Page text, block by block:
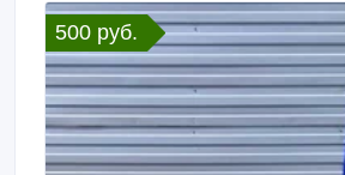
500 руб.